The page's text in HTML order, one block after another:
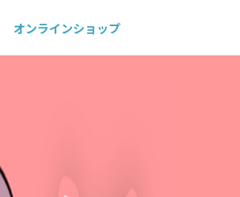
オンラインショップ